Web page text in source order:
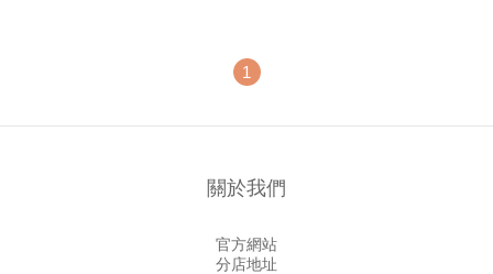
1
關於我們
官方網站
分店地址